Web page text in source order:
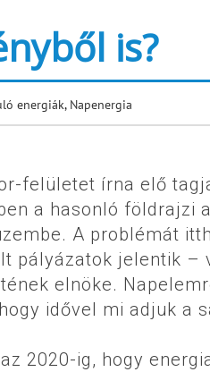
is?
energiák, Napenergia
felületet írna elő
a hasonló földrajzi
A problémát
pályázatok jelentik –
elnöke.
idővel mi adjuk a
2020-ig, hogy